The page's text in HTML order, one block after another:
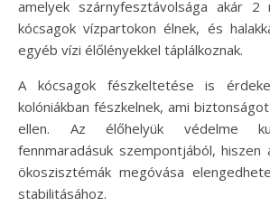
amelyek szárnyfesztávolsága akár
kócsagok vízpartokon élnek, és
egyéb vízi élőlényekkel táplálkoznak.
A kócsagok fészkeltetése is
kolóniákban fészkelnek, ami
ellen. Az élőhelyük védelme
fennmaradásuk szempontjából, hiszen
ökoszisztémák megóvása
stabilitásához.